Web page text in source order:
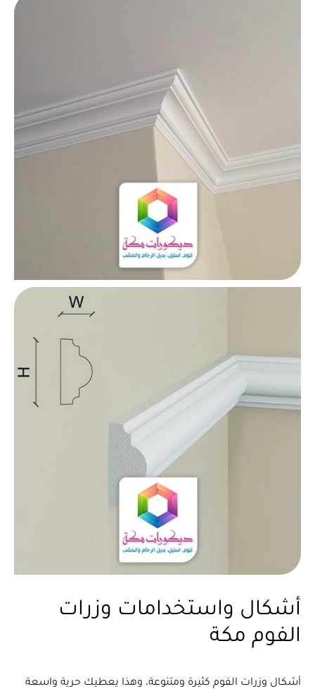
أشكال واستخدامات وزرات
الفوم مكة
أشكال وزرات الفوم كثيرة ومتنوعة، وهذا يعطيك حرية واسعة